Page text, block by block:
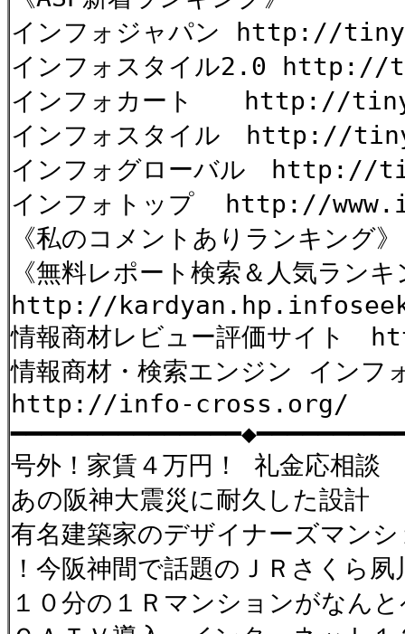
インフォジャパン http://
インフォスタイル2.0
インフォカート http://
インフォスタイル http://
インフォグローバル
インフォトップ http://
《私のコメントありランキン
《無料レポート検索＆人気ラン
http://
情報商材レビュー評価サイ
情報商材・検索エンジン イン
http://info-cross.org/
号外！家賃４万円！ 礼金応相談
あの阪神大震災に耐久した設計
有名建築家のデザイナーズマン
！今阪神間で話題のＪＲさくら
１０分の１Ｒマンションがなん